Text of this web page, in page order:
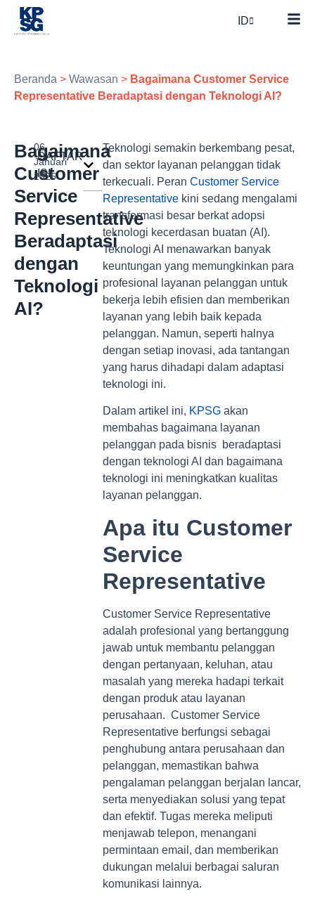
ID
Beranda > Wawasan > Bagaimana Customer Service
Representative Beradaptasi dengan Teknologi AI?
Bagaimana
Customer
Service
Representative
Beradaptasi
dengan
Teknologi
AI?
06
Januari
2025
DAFTAR
ISI
Teknologi semakin berkembang pesat,
dan sektor layanan pelanggan tidak
terkecuali. Peran Customer Service
Representativekini sedang mengalami
transformasi besar berkat adopsi
teknologi kecerdasan buatan (AI).
Teknologi AI menawarkan banyak
keuntungan yang memungkinkan para
profesional layanan pelanggan untuk
bekerja lebih efisien dan memberikan
layanan yang lebih baik kepada
pelanggan. Namun, seperti halnya
dengan setiap inovasi, ada tantangan
yang harus dihadapi dalam adaptasi
teknologi ini.
Dalam artikel ini, KPSGakan
membahas bagaimana layanan
pelanggan pada bisnis beradaptasi
dengan teknologi AI dan bagaimana
teknologi ini meningkatkan kualitas
layanan pelanggan.
Apa itu Customer
Service
Representative
Customer Service Representative
adalah profesional yang bertanggung
jawab untuk membantu pelanggan
dengan pertanyaan, keluhan, atau
masalah yang mereka hadapi terkait
dengan produk atau layanan
perusahaan. Customer Service
Representative berfungsi sebagai
penghubung antara perusahaan dan
pelanggan, memastikan bahwa
pengalaman pelanggan berjalan lancar,
serta menyediakan solusi yang tepat
dan efektif. Tugas mereka meliputi
menjawab telepon, menangani
permintaan email, dan memberikan
dukungan melalui berbagai saluran
komunikasi lainnya.